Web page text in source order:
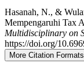
Hasanah, N., &
Mempengaruhi Tax
Multidisciplinary on
https://doi.org/
More Citation Formats